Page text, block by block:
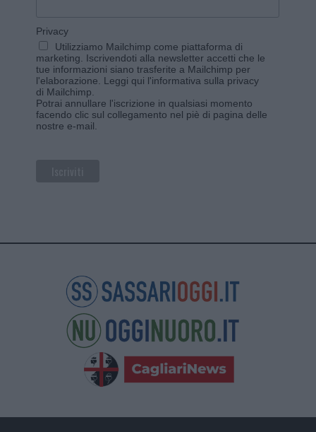
Privacy
Utilizziamo Mailchimp come piattaforma di
marketing. Iscrivendoti alla newsletter accetti che le
tue informazioni siano trasferite a Mailchimp per
l'elaborazione. Leggi qui l'informativa sulla privacy
di Mailchimp
Potrai annullare l'iscrizione in qualsiasi momento
facendo clic sul collegamento nel piè di pagina delle
nostre e-mail.